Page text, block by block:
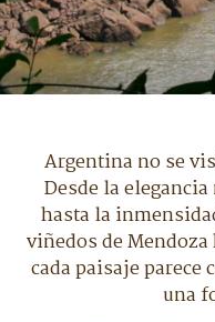
Argentina no se
Desde la
hasta la
viñedos de
cada paisaje parece
una